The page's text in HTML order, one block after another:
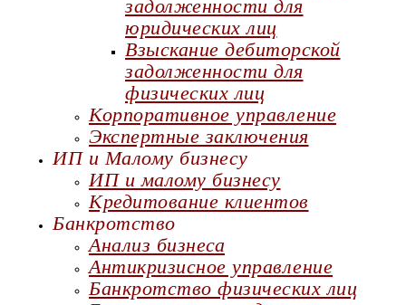
задолженности для
юридических лиц
Взыскание дебиторской
задолженности для
физических лиц
Корпоративное управление
Экспертные заключения
ИП и Малому бизнесу
ИП и малому бизнесу
Кредитование клиентов
Банкротство
Анализ бизнеса
Антикризисное управление
Банкротство физических лиц